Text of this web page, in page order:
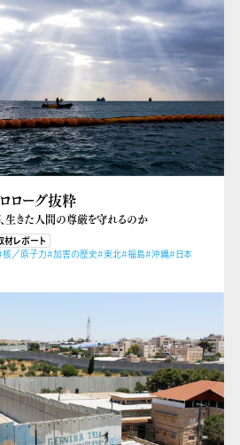
ローグ抜粋
生きた人間の尊厳を守れるのか
材レポート
／原子力#加害の歴史#東北#福島#沖縄#日本